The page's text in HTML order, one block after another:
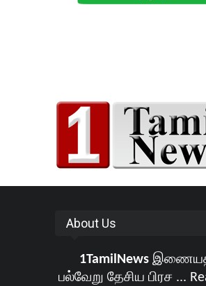
About Us
1TamilNews
பல்வேறு தேசிய பிரச ...